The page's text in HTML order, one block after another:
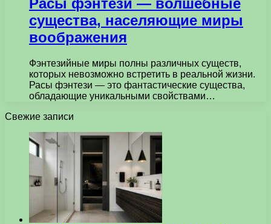
существа, населяющие миры
воображения
Фэнтезийные миры полны различных существ,
которых невозможно встретить в реальной жизни.
Расы фэнтези — это фантастические существа,
обладающие уникальными свойствами…
Свежие записи